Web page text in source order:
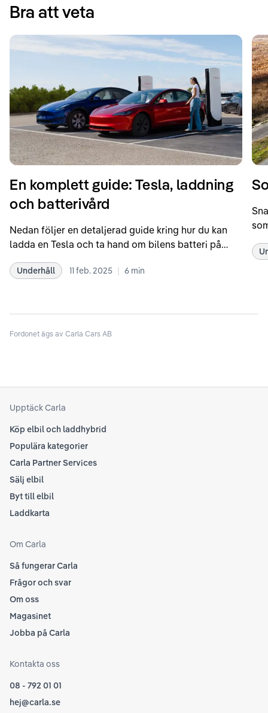
Bra att veta
En komplett guide: Tesla, laddning
och batterivård
Nedan följer en detaljerad guide kring hur du kan
ladda en Tesla och ta hand om bilens batteri på
rekommendationer samt våra egna erfarenheter
att kolla Teslas officiella supportsidor för den
senaste informationen.
Underhåll 11 feb. 2025 | 6 min
till
Fordonet ägs av Carla Cars AB
Upptäck Carla
Köp elbil och laddhybrid
Populära kategorier
Carla Partner Services
Sälj elbil
Byt till elbil
Laddkarta
Om Carla
Så fungerar Carla
Frågor och svar
Om oss
Magasinet
Jobba på Carla
Kontakta oss
08 - 792 01 01
hej@carla.se